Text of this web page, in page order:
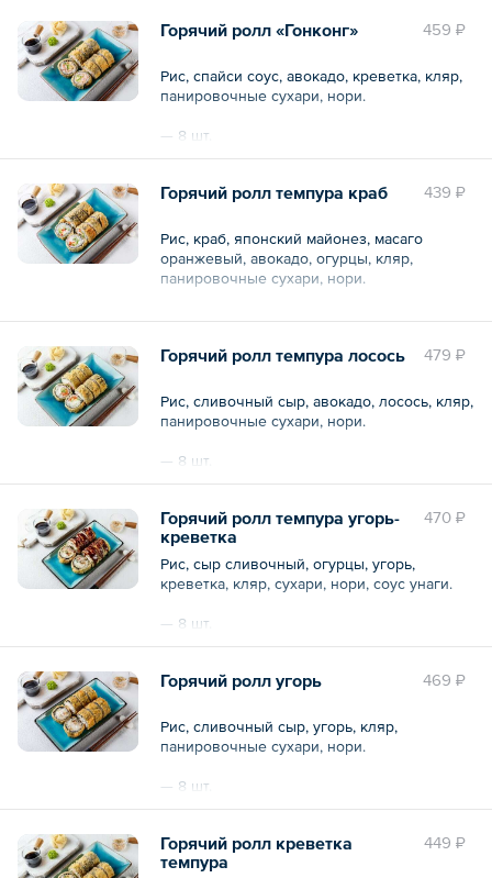
459 ₽
Горячий ролл «Гонконг»
Рис, спайси соус, авокадо, креветка, кляр,
панировочные сухари, нори.
— 8 шт.
439 ₽
Горячий ролл темпура краб
Рис, краб, японский майонез, масаго
оранжевый, авокадо, огурцы, кляр,
панировочные сухари, нори.
— 8 шт.
Общий вес – 260 г 479 ₽
Горячий ролл темпура лосось
Рис, сливочный сыр, авокадо, лосось, кляр,
панировочные сухари, нори.
— 8 шт.
470 ₽
Горячий ролл темпура угорь-
креветка
Рис, сыр сливочный, огурцы, угорь,
креветка, кляр, сухари, нори, соус унаги.
— 8 шт.
469 ₽
Горячий ролл угорь
Рис, сливочный сыр, угорь, кляр,
панировочные сухари, нори.
— 8 шт.
449 ₽
Горячий ролл креветка
темпура